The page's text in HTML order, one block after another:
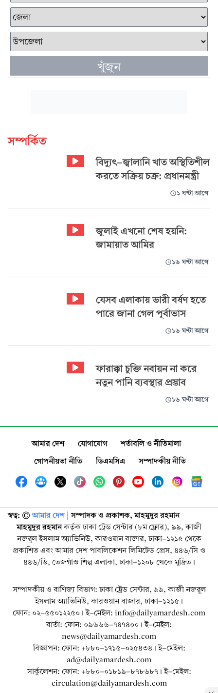
খুঁজুন
সম্পর্কিত
বিদ্যুৎ-জ্বালানি খাত অস্থিতিশীল
করতে সক্রিয় চক্র: প্রধানমন্ত্রী
১ ঘণ্টা আগে
জুলাই এখনো শেষ হয়নি:
জামায়াত আমির
১৬ ঘণ্টা আগে
যেসব এলাকায় ভারী বর্ষণ হতে
পারে জানা গেল পূর্বাভাস
১৬ ঘণ্টা আগে
ফারাক্কা চুক্তি নবায়ন না করে
নতুন পানি ব্যবস্থার প্রস্তাব
১৬ ঘণ্টা আগে
আমার দেশ যোগাযোগ
শর্তাবলি ও নীতিমালা
গোপনীয়তা নীতি
ডিএমসিএ সম্পাদকীয় নীতি
স্বত্ব: ©️ আমার দেশ| সম্পাদক ও প্রকাশক, মাহমুদুর রহমান
মাহমুদুর রহমানকর্তৃক ঢাকা ট্রেড সেন্টার (৮ম ফ্লোর), ৯৯, কাজী
নজরুল ইসলাম অ্যাভিনিউ, কারওয়ান বাজার, ঢাকা-১২১৫ থেকে
প্রকাশিত এবং আমার দেশ পাবলিকেশন লিমিটেড প্রেস, ৪৪৬/সি ও
৪৪৬/ডি, তেজগাঁও শিল্প এলাকা, ঢাকা-১২০৮ থেকে মুদ্রিত।
সম্পাদকীয় ও বাণিজ্য বিভাগ: ঢাকা ট্রেড সেন্টার, ৯৯, কাজী নজরুল
ইসলাম অ্যাভিনিউ, কারওয়ান বাজার, ঢাকা-১২১৫।
ফোন: ০২-৫৫০১২২৫০। ই-মেইল: info@dailyamardesh.com
বার্তা: ফোন: ০৯৬৬৬-৭৪৭৪০০। ই-মেইল:
news@dailyamardesh.com
বিজ্ঞাপন: ফোন: +৮৮০-১৭১৫-০২৫৪৩৪ । ই-মেইল:
ad@dailyamardesh.com
সার্কুলেশন: ফোন: +৮৮০-০১৮১৯-৮৭৮৬৮৭ । ই-মেইল:
circulation@dailyamardesh.com